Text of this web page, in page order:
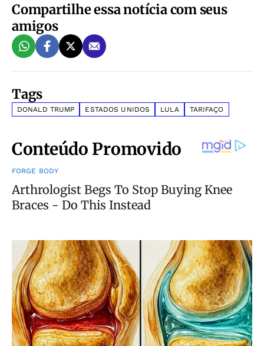
Compartilhe essa notícia com seus
amigos
Tags
DONALD TRUMP ESTADOS UNIDOS LULA TARIFAÇO